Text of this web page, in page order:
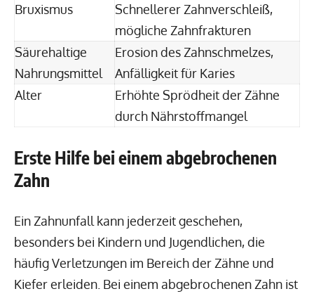
Bruxismus
Schnellerer Zahnverschleiß,
mögliche Zahnfrakturen
Säurehaltige
Nahrungsmittel
Erosion des Zahnschmelzes,
Anfälligkeit für Karies
Alter
Erhöhte Sprödheit der Zähne
durch Nährstoffmangel
Erste Hilfe bei einem abgebrochenen
Zahn
Ein Zahnunfall kann jederzeit geschehen,
besonders bei Kindern und Jugendlichen, die
häufig Verletzungen im Bereich der Zähne und
Kiefer erleiden. Bei einem abgebrochenen Zahn ist